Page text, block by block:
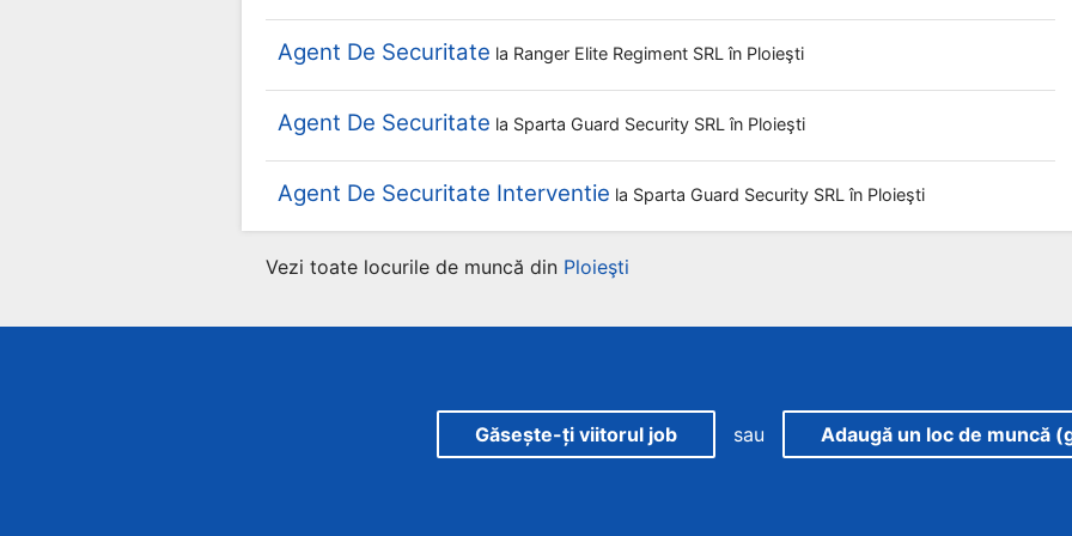
Agent De Securitate la Ranger Elite Regiment SRL în Ploieşti
Agent De Securitate la Sparta Guard Security SRL în Ploieşti
Agent De Securitate Interventie la Sparta Guard Security SRL în Ploieşti
Vezi toate locurile de muncă din Ploieşti
Găsește-ți viitorul job sau Adaugă un loc de muncă